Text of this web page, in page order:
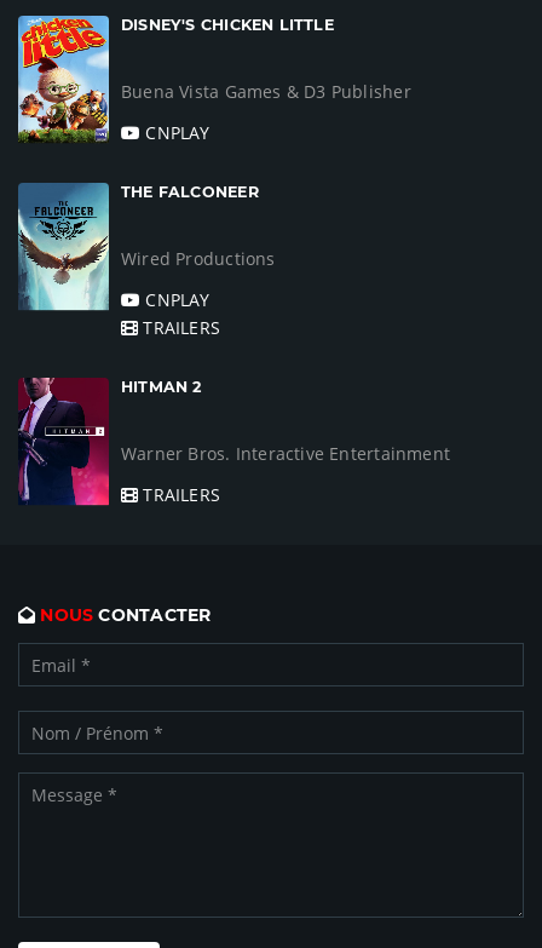
DISNEY'S CHICKEN LITTLE
Buena Vista Games & D3 Publisher
CNPLAY
THE FALCONEER
Wired Productions
CNPLAY
TRAILERS
HITMAN 2
Warner Bros. Interactive Entertainment
TRAILERS
NOUS CONTACTER